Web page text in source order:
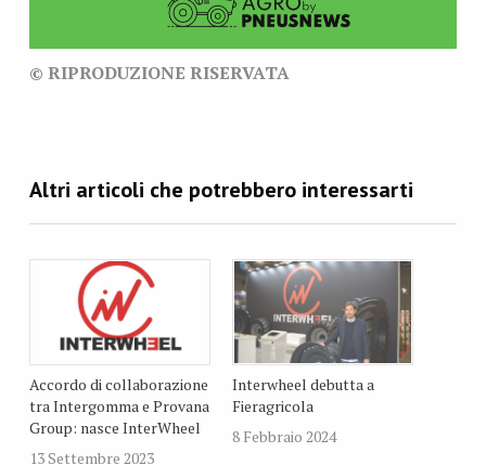
© RIPRODUZIONE RISERVATA
Accordo di collaborazione
tra Intergomma e Provana
Group: nasce InterWheel
13 Settembre 2023
Interwheel debutta a
Fieragricola
8 Febbraio 2024